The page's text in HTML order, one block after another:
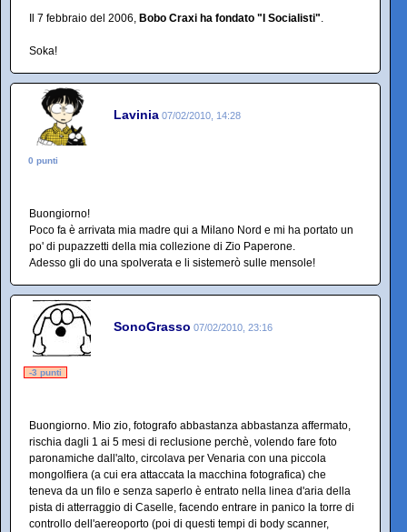
Il 7 febbraio del 2006, Bobo Craxi ha fondato "I Socialisti"
Soka!
Lavinia 07/02/2010, 14:28
0 punti
Buongiorno!
Poco fa è arrivata mia madre qui a Milano Nord e mi ha portato un
po' di pupazzetti della mia collezione di Zio Paperone.
Adesso gli do una spolverata e li sistemerò sulle mensole!
SonoGrasso 07/02/2010, 23:16
-3 punti
Buongiorno. Mio zio, fotografo abbastanza abbastanza affermato,
rischia dagli 1 ai 5 mesi di reclusione perchè, volendo fare foto
paronamiche dall'alto, circolava per Venaria con una piccola
mongolfiera (a cui era attaccata la macchina fotografica) che
teneva da un filo e senza saperlo è entrato nella linea d'aria della
pista di atterraggio di Caselle, facendo entrare in panico la torre di
controllo dell'aereoporto (poi di questi tempi di body scanner,